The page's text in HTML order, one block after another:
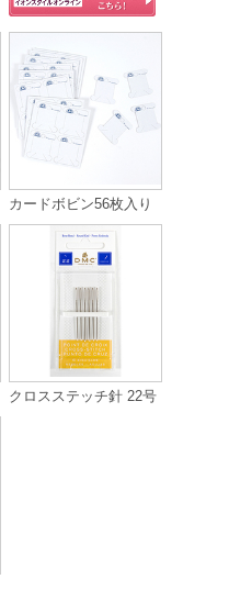
カードボビン56枚入り
クロスステッチ針 22号